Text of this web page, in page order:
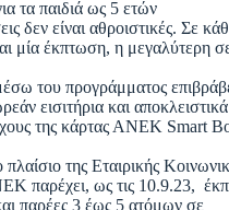
τα παιδιά ως 5 ετών
δεν είναι αθροιστικές. Σε
μία έκπτωση, η μεγαλύτερη
του προγράμματος
εισιτήρια και αποκλειστικά
της κάρτας ΑΝΕΚ Smart
της Εταιρικής
παρέχει, ως τις 10.9.23,
παρέες 3 έως 5 ατόμων σε